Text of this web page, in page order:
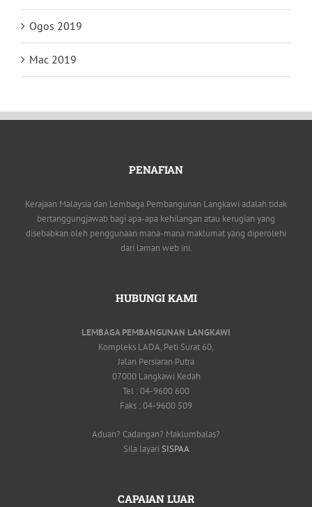
Ogos 2019
Mac 2019
PENAFIAN
Kerajaan Malaysia dan Lembaga Pembangunan Langkawi adalah tidak
bertanggungjawab bagi apa-apa kehilangan atau kerugian yang
disebabkan oleh penggunaan mana-mana maklumat yang diperolehi
dari laman web ini.
HUBUNGI KAMI
LEMBAGA PEMBANGUNAN LANGKAWI
Kompleks LADA, Peti Surat 60,
Jalan Persiaran Putra
07000 Langkawi Kedah
Tel : 04-9600 600
Faks : 04-9600 509
Aduan? Cadangan? Maklumbalas?
Sila layari SISPAA
CAPAIAN LUAR